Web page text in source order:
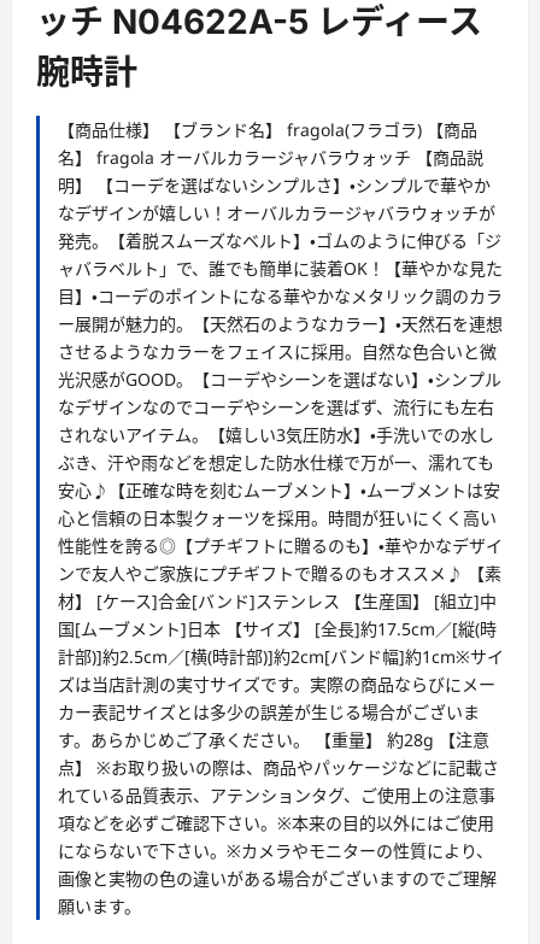
ッチ N04622A-5 レディース
腕時計
【商品仕様】 【ブランド名】 fragola(フラゴラ) 【商品
名】 fragola オーバルカラージャバラウォッチ 【商品説
明】 【コーデを選ばないシンプルさ】・シンプルで華やか
なデザインが嬉しい！オーバルカラージャバラウォッチが
発売。【着脱スムーズなベルト】・ゴムのように伸びる「ジ
ャバラベルト」で、誰でも簡単に装着OK！【華やかな見た
目】・コーデのポイントになる華やかなメタリック調のカラ
ー展開が魅力的。【天然石のようなカラー】・天然石を連想
させるようなカラーをフェイスに採用。自然な色合いと微
光沢感がGOOD。【コーデやシーンを選ばない】・シンプル
なデザインなのでコーデやシーンを選ばず、流行にも左右
されないアイテム。【嬉しい3気圧防水】・手洗いでの水し
ぶき、汗や雨などを想定した防水仕様で万が一、濡れても
安心♪【正確な時を刻むムーブメント】・ムーブメントは安
心と信頼の日本製クォーツを採用。時間が狂いにくく高い
性能性を誇る◎【プチギフトに贈るのも】・華やかなデザイ
ンで友人やご家族にプチギフトで贈るのもオススメ♪ 【素
材】 [ケース]合金[バンド]ステンレス 【生産国】 [組立]中
国[ムーブメント]日本 【サイズ】 [全長]約17.5cm／[縦(時
計部)]約2.5cm／[横(時計部)]約2cm[バンド幅]約1cm※サイ
ズは当店計測の実寸サイズです。実際の商品ならびにメー
カー表記サイズとは多少の誤差が生じる場合がございま
す。あらかじめご了承ください。 【重量】 約28g 【注意
点】 ※お取り扱いの際は、商品やパッケージなどに記載さ
れている品質表示、アテンションタグ、ご使用上の注意事
項などを必ずご確認下さい。※本来の目的以外にはご使用
にならないで下さい。※カメラやモニターの性質により、
画像と実物の色の違いがある場合がございますのでご理解
願います。